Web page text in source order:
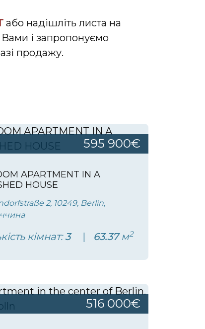
або надішліть листа на
і запропонуємо
продажу.
595 900€
APARTMENT IN A
HOUSE
2, 10249, Berlin,
кімнат:3 63.37м2
516 000€